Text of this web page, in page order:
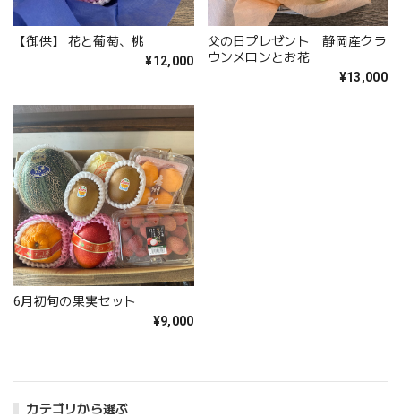
カテゴリから選ぶ
【御供】 花と葡萄、桃
¥12,000
父の日プレゼント 静岡産クラ
ウンメロンとお花
¥13,000
6月初旬の果実セット
¥9,000